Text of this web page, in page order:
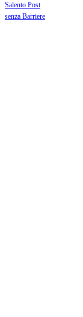
Salento Post. I siti tematici:
senza Barriere